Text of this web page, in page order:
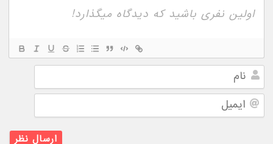
نام
ایمیل